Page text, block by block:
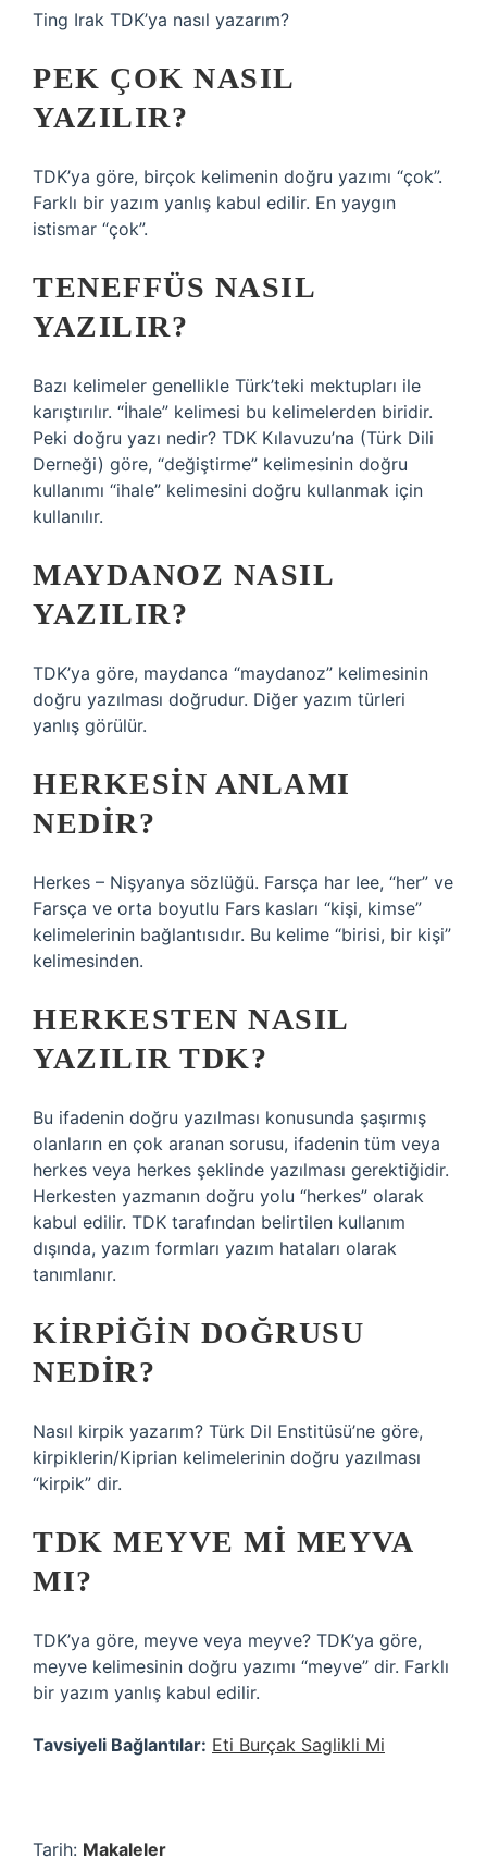
Ting Irak TDK’ya nasıl yazarım?
PEK ÇOK NASIL
YAZILIR?
TDK’ya göre, birçok kelimenin doğru yazımı “çok”.
Farklı bir yazım yanlış kabul edilir. En yaygın
istismar “çok”.
TENEFFÜS NASIL
YAZILIR?
Bazı kelimeler genellikle Türk’teki mektupları ile
karıştırılır. “İhale” kelimesi bu kelimelerden biridir.
Peki doğru yazı nedir? TDK Kılavuzu’na (Türk Dili
Derneği) göre, “değiştirme” kelimesinin doğru
kullanımı “ihale” kelimesini doğru kullanmak için
kullanılır.
MAYDANOZ NASIL
YAZILIR?
TDK’ya göre, maydanca “maydanoz” kelimesinin
doğru yazılması doğrudur. Diğer yazım türleri
yanlış görülür.
HERKESIN ANLAMI
NEDIR?
Herkes – Nişyanya sözlüğü. Farsça har Iee, “her” ve
Farsça ve orta boyutlu Fars kasları “kişi, kimse”
kelimelerinin bağlantısıdır. Bu kelime “birisi, bir kişi”
kelimesinden.
HERKESTEN NASIL
YAZILIR TDK?
Bu ifadenin doğru yazılması konusunda şaşırmış
olanların en çok aranan sorusu, ifadenin tüm veya
herkes veya herkes şeklinde yazılması gerektiğidir.
Herkesten yazmanın doğru yolu “herkes” olarak
kabul edilir. TDK tarafından belirtilen kullanım
dışında, yazım formları yazım hataları olarak
tanımlanır.
KIRPIĞIN DOĞRUSU
NEDIR?
Nasıl kirpik yazarım? Türk Dil Enstitüsü’ne göre,
kirpiklerin/Kiprian kelimelerinin doğru yazılması
“kirpik” dir.
TDK MEYVE MI MEYVA
MI?
TDK’ya göre, meyve veya meyve? TDK’ya göre,
meyve kelimesinin doğru yazımı “meyve” dir. Farklı
bir yazım yanlış kabul edilir.
Tavsiyeli Bağlantılar: Eti Burçak Saglikli Mi
Tarih: Makaleler